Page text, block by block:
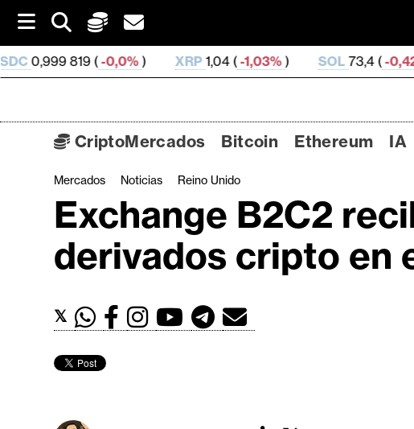
i
p
t
(-0,0%) XRP1,04 ( -1,03%) SOL73,4 ( -0,42% ) TRX
C
r
i
p
t
M
r
CriptoMercados Bitcoin Ethereum IA
Mercados Noticias Reino Unido
Exchange B2C2
derivados cripto en
𝕏